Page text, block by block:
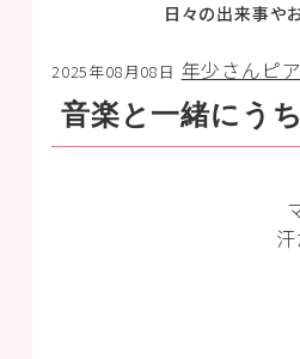
日々の出来事や
2025年08月08日 年少さんピ
音楽と一緒にう